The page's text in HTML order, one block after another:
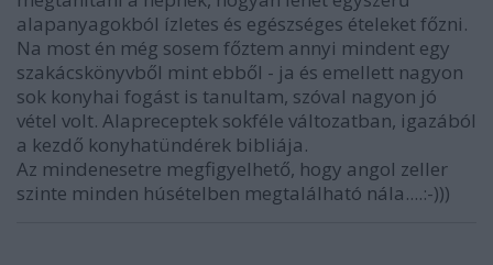
alapanyagokból ízletes és egészséges ételeket főzni.
Na most én még sosem főztem annyi mindent egy
szakácskönyvből mint ebből - ja és emellett nagyon
sok konyhai fogást is tanultam, szóval nagyon jó
vétel volt. Alapreceptek sokféle változatban, igazából
a kezdő konyhatündérek bibliája.
Az mindenesetre megfigyelhető, hogy angol zeller
szinte minden húsételben megtalálható nála....:-)))